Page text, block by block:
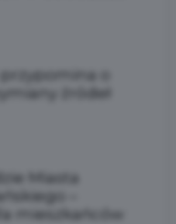
przypomina o
źródeł
Miasta
–
mieszkańców